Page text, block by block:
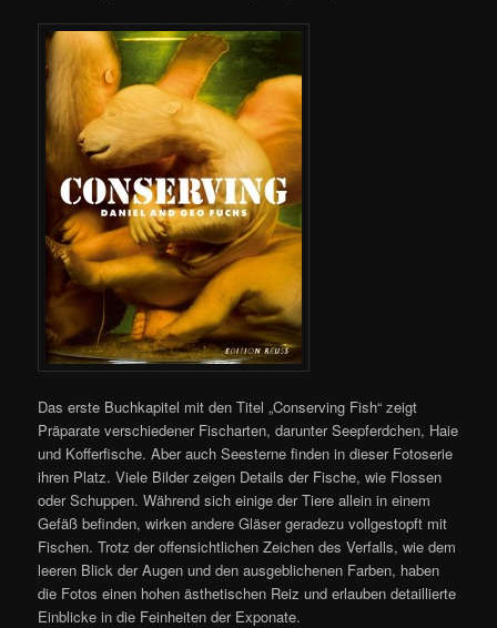
Das erste Buchkapitel mit den Titel „Conserving Fish“ zeigt
Präparate verschiedener Fischarten, darunter Seepferdchen, Haie
und Kofferfische. Aber auch Seesterne finden in dieser Fotoserie
ihren Platz. Viele Bilder zeigen Details der Fische, wie Flossen
oder Schuppen. Während sich einige der Tiere allein in einem
Gefäß befinden, wirken andere Gläser geradezu vollgestopft mit
Fischen. Trotz der offensichtlichen Zeichen des Verfalls, wie dem
leeren Blick der Augen und den ausgeblichenen Farben, haben
die Fotos einen hohen ästhetischen Reiz und erlauben detaillierte
Einblicke in die Feinheiten der Exponate.